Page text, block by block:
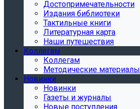
Достопримечательности
Издания библиотеки
Тактильные книги
Литературная карта
Наши путешествия
Коллегам
Коллегам
Методические материалы
Новинки
Новинки
Газеты и журналы
Новые поступления